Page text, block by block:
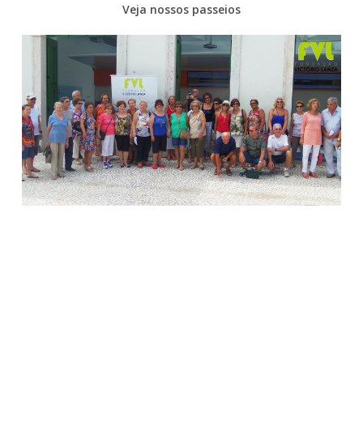
Veja nossos passeios